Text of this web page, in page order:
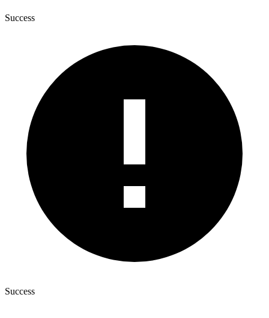
Success
Success